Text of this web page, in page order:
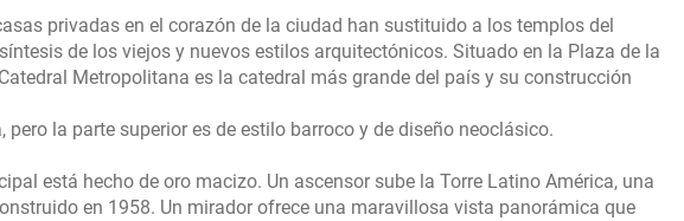
privadas en el corazón de la ciudad han sustituido a los templos del
de los viejos y nuevos estilos arquitectónicos. Situado en la Plaza de la
Metropolitana es la catedral más grande del país y su construcción
la parte superior es de estilo barroco y de diseño neoclásico.
está hecho de oro macizo. Un ascensor sube la Torre Latino América, una
en 1958. Un mirador ofrece una maravillosa vista panorámica que